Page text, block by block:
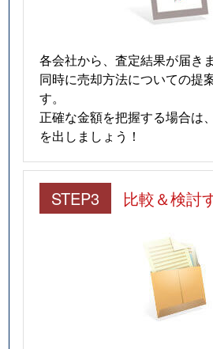
各会社から、査定結果が届きま
同時に売却方法についての提
す。
正確な金額を把握する場合は
を出しましょう！
STEP3 比較＆検討